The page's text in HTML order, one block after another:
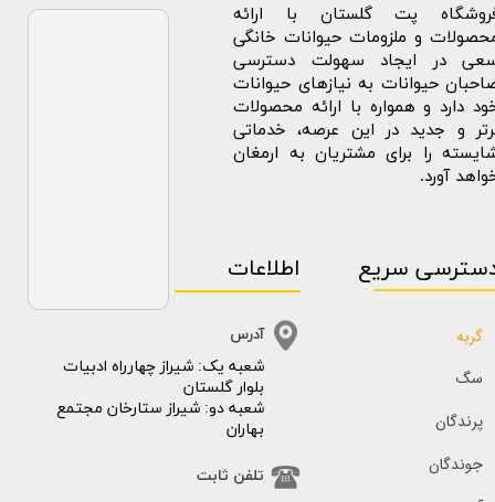
پت گلستان با ارائه
و ملزومات حیوانات خانگی
در ایجاد سهولت دسترسی
حیوانات به نیازهای حیوانات
دارد و همواره با ارائه محصولات
و جدید در این عرصه، خدماتی
را برای مشتریان به ارمغان
آورد.
سریع
گربه
سگ
پرندگان
جوندگان
​​شعبه یک: شیراز چهارراه ادبیات
بلوار گلستان
شعبه دو: شیراز ستارخان مجتمع
بهاران
اطلاعات
آدرس
تلفن ثابت